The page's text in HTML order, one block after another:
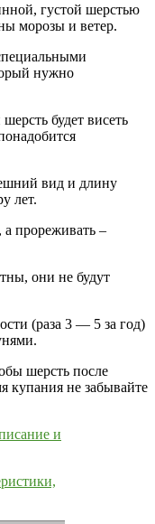
густой шерстью
морозы и ветер.
нужно
будет висеть
вид и длину
лет.
прореживать –
они не будут
(раза 3 — 5 за год)
шерсть после
купания не забывайте